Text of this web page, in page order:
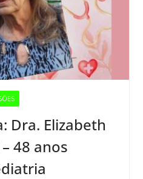
Dra. Elizabeth
48 anos